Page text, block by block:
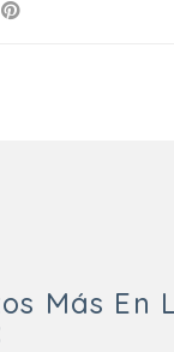
Más En